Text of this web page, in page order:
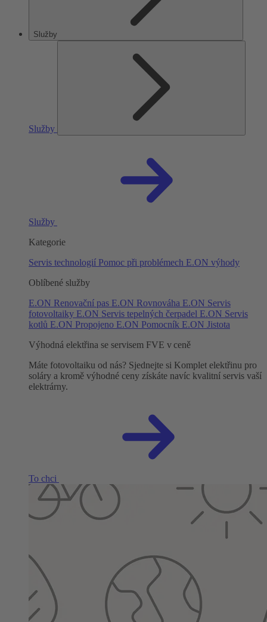
Služby
Služby
Služby
Kategorie
Servis technologií Pomoc při problémech E.ON výhody
Oblíbené služby
E.ON Renovační pas E.ON Rovnováha E.ON Servis
fotovoltaiky E.ON Servis tepelných čerpadel E.ON Servis
kotlů E.ON Propojeno E.ON Pomocník E.ON Jistota
Výhodná elektřina se servisem FVE v ceně
Máte fotovoltaiku od nás? Sjednejte si Komplet elektřinu pro
soláry a kromě výhodné ceny získáte navíc kvalitní servis vaší
elektrárny.
To chci